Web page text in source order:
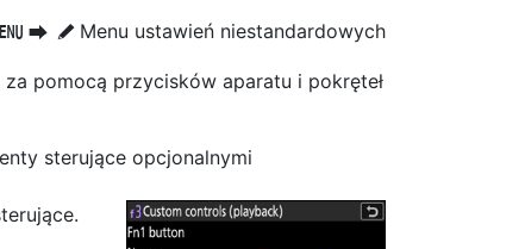
U A Menu ustawień niestandardowych
pomocą przycisków aparatu i pokręteł
sterujące opcjonalnymi